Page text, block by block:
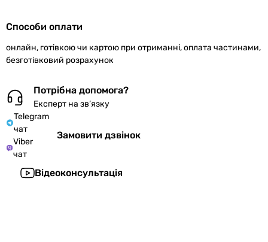
Способи оплати
онлайн, готівкою чи картою при отриманні, оплата частинами,
безготівковий розрахунок
Потрібна допомога?
Експерт на зв’язку
Telegram
чат
Viber
чат
Замовити дзвінок
Відеоконсультація